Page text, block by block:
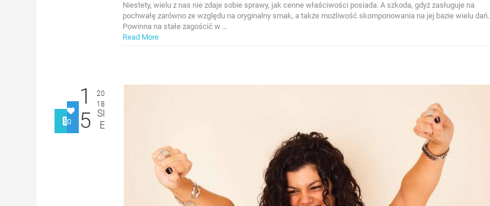
Niestety, wielu z nas nie zdaje sobie sprawy, jak cenne właściwości posiada. A szkoda, gdyż zasługuje na
pochwałę zarówno ze względu na oryginalny smak, a także możliwość skomponowania na jej bazie wielu dań.
Powinna na stałe zagościć w …
Read More
0
1
5
20
18
SI
E